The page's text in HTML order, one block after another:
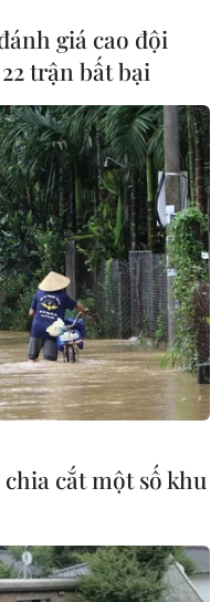
giá cao đội
trận bất bại
cắt một số khu